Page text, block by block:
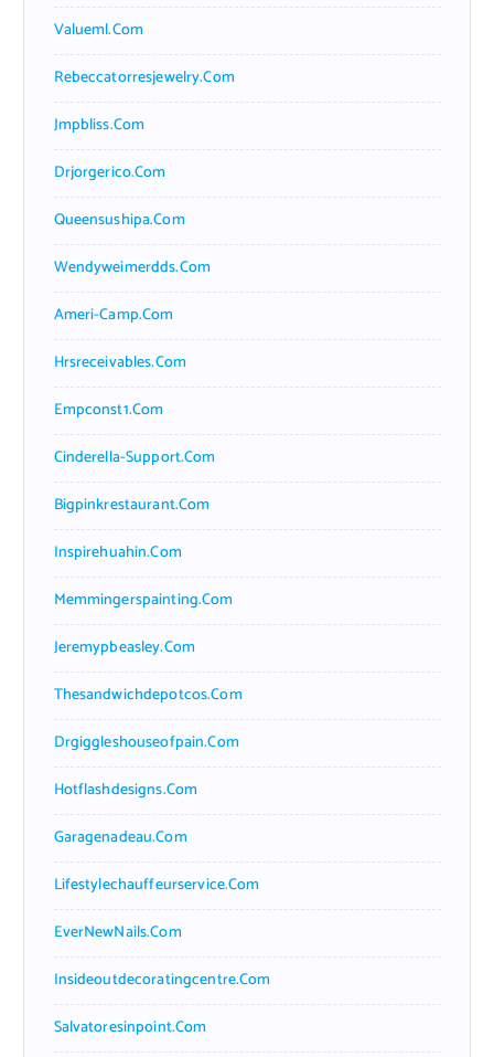
Valueml.com
Rebeccatorresjewelry.com
Jmpbliss.com
Drjorgerico.com
Queensushipa.com
Wendyweimerdds.com
Ameri-Camp.com
Hrsreceivables.com
Empconst1.com
Cinderella-Support.com
Bigpinkrestaurant.com
Inspirehuahin.com
Memmingerspainting.com
Jeremypbeasley.com
Thesandwichdepotcos.com
Drgiggleshouseofpain.com
Hotflashdesigns.com
Garagenadeau.com
Lifestylechauffeurservice.com
EverNewNails.com
Insideoutdecoratingcentre.com
Salvatoresinpoint.com